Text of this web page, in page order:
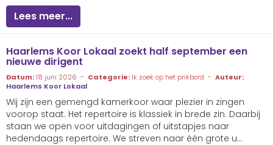
Lees meer...
Haarlems Koor Lokaal zoekt half september een
nieuwe dirigent
Datum:18 juni 2026 - Categorie: Ik zoek op het prikbord - Auteur:
Haarlems Koor Lokaal
Wij zijn een gemengd kamerkoor waar plezier in zingen
voorop staat. Het repertoire is klassiek in brede zin. Daarbij
staan we open voor uitdagingen of uitstapjes naar
hedendaags repertoire. We streven naar één grote u...